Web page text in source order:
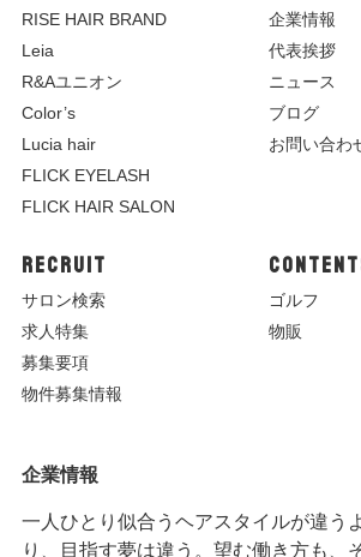
RISE HAIR BRAND
Leia
R&Aユニオン
Color’s
Lucia hair
FLICK EYELASH
FLICK HAIR SALON
企業情報
代表挨拶
ニュース
ブログ
お問い合わ
RECRUIT
サロン検索
求人特集
募集要項
物件募集情報
ゴルフ
物販
企業情報
一人ひとり似合うヘアスタイルが違う
り、目指す夢は違う。望む働き方も、